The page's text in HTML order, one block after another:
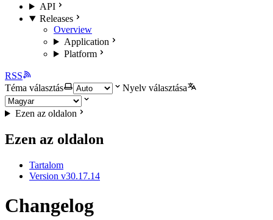
API
Releases
Overview
Application
Platform
RSS
Téma választás
Nyelv választása
Ezen az oldalon
Ezen az oldalon
Tartalom
Version v30.17.14
Changelog